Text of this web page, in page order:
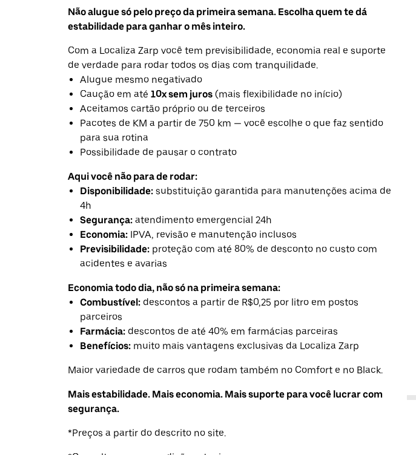
Não alugue só pelo preço da primeira semana. Escolha quem te dá
estabilidade para ganhar o mês inteiro.
Com a Localiza Zarp você tem previsibilidade, economia real e suporte
de verdade para rodar todos os dias com tranquilidade.
Alugue mesmo negativado
Caução em até 10x sem juros (mais flexibilidade no início)
Aceitamos cartão próprio ou de terceiros
Pacotes de KM a partir de 750 km — você escolhe o que faz sentido
para sua rotina
Possibilidade de pausar o contrato
Aqui você não para de rodar:
Disponibilidade: substituição garantida para manutenções acima de
4h
Segurança: atendimento emergencial 24h
Economia: IPVA, revisão e manutenção inclusos
Previsibilidade: proteção com até 80% de desconto no custo com
acidentes e avarias
Economia todo dia, não só na primeira semana:
Combustível: descontos a partir de R$0,25 por litro em postos
parceiros
Farmácia: descontos de até 40% em farmácias parceiras
Benefícios: muito mais vantagens exclusivas da Localiza Zarp
Maior variedade de carros que rodam também no Comfort e no Black.
Mais estabilidade. Mais economia. Mais suporte para você lucrar com
segurança.
*Preços a partir do descrito no site.